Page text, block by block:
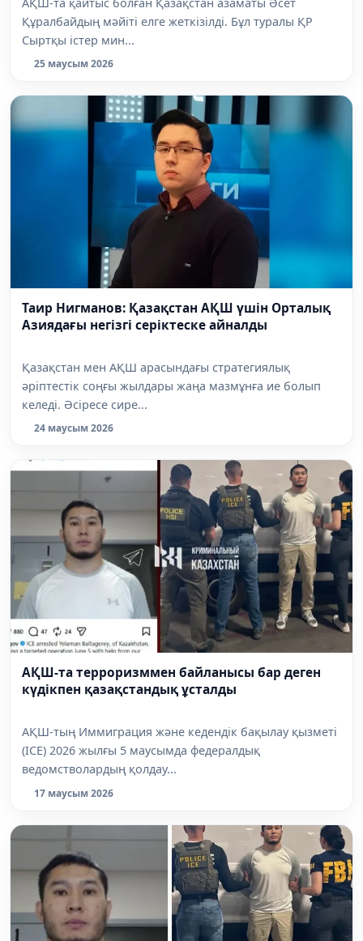
Құралбайдың мәйіті елге жеткізілді. Бұл туралы ҚР
Сыртқы істер мин...
25 маусым 2026
Таир Нигманов: Қазақстан АҚШ үшін Орталық
Азиядағы негізгі серіктеске айналды
Қазақстан мен АҚШ арасындағы стратегиялық
әріптестік соңғы жылдары жаңа мазмұнға ие болып
келеді. Әсіресе сире...
24 маусым 2026
АҚШ-та терроризммен байланысы бар деген
күдікпен қазақстандық ұсталды
АҚШ-тың Иммиграция және кедендік бақылау қызметі
(ICE) 2026 жылғы 5 маусымда федералдық
ведомстволардың қолдау...
17 маусым 2026